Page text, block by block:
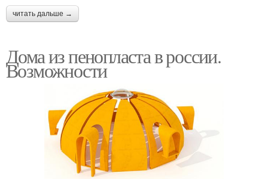
читать дальше →
Дома из пенопласта в россии.
Возможности